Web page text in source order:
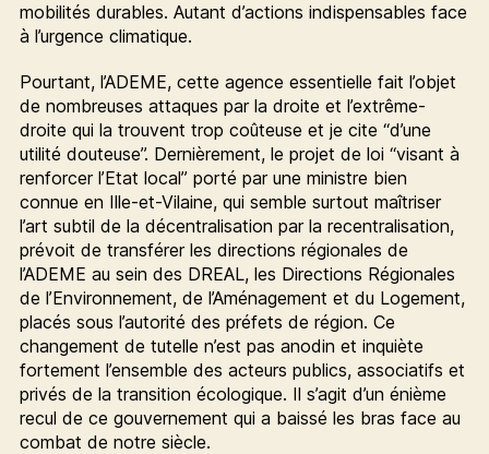
mobilités durables. Autant d’actions indispensables face
à l’urgence climatique.
Pourtant, l’ADEME, cette agence essentielle fait l’objet
de nombreuses attaques par la droite et l’extrême-
droite qui la trouvent trop coûteuse et je cite “d’une
utilité douteuse”. Dernièrement, le projet de loi “visant à
renforcer l’Etat local” porté par une ministre bien
connue en Ille-et-Vilaine, qui semble surtout maîtriser
l’art subtil de la décentralisation par la recentralisation,
prévoit de transférer les directions régionales de
l’ADEME au sein des DREAL, les Directions Régionales
de l’Environnement, de l’Aménagement et du Logement,
placés sous l’autorité des préfets de région. Ce
changement de tutelle n’est pas anodin et inquiète
fortement l’ensemble des acteurs publics, associatifs et
privés de la transition écologique. Il s’agit d’un énième
recul de ce gouvernement qui a baissé les bras face au
combat de notre siècle.